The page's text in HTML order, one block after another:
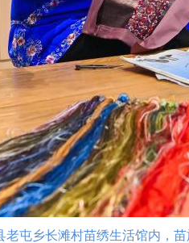
乡长滩村苗绣生活馆内，苗